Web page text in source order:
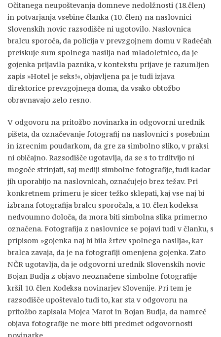
Očitanega neupoštevanja domneve nedolžnosti (18.člen)
in potvarjanja vsebine članka (10. člen) na naslovnici
Slovenskih novic razsodišče ni ugotovilo. Naslovnica
bralcu sporoča, da policija v prevzgojnem domu v Radečah
preiskuje sum spolnega nasilja nad mladoletnico, da je
gojenka prijavila paznika, v kontekstu prijave je razumljen
zapis »Hotel je seks!«, objavljena pa je tudi izjava
direktorice prevzgojnega doma, da vsako obtožbo
obravnavajo zelo resno.
V odgovoru na pritožbo novinarka in odgovorni urednik
pišeta, da označevanje fotografij na naslovnici s posebnim
in izrecnim poudarkom, da gre za simbolno sliko, v praksi
ni običajno. Razsodišče ugotavlja, da se s to trditvijo ni
mogoče strinjati, saj mediji simbolne fotografije, tudi kadar
jih uporabijo na naslovnicah, označujejo brez težav. Pri
konkretnem primeru je sicer težko sklepati, kaj vse naj bi
izbrana fotografija bralcu sporočala, a 10. člen kodeksa
nedvoumno določa, da mora biti simbolna slika primerno
označena. Fotografija z naslovnice se pojavi tudi v članku, s
pripisom »gojenka naj bi bila žrtev spolnega nasilja«, kar
bralca zavaja, da je na fotografiji omenjena gojenka. Zato
NČR ugotavlja, da je odgovorni urednik Slovenskih novic
Bojan Budja z objavo neoznačene simbolne fotografije
kršil 10. člen Kodeksa novinarjev Slovenije. Pri tem je
razsodišče upoštevalo tudi to, kar sta v odgovoru na
pritožbo zapisala Mojca Marot in Bojan Budja, da namreč
objava fotografije ne more biti predmet odgovornosti